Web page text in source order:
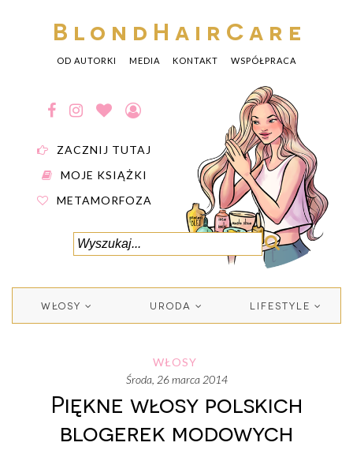
BlondHairCare
OD AUTORKI MEDIA KONTAKT WSPÓŁPRACA
ZACZNIJ TUTAJ
MOJE KSIĄŻKI
METAMORFOZA
WŁOSY URODA LIFESTYLE
WŁOSY
środa, 26 marca 2014
Piękne włosy polskich
blogerek modowych